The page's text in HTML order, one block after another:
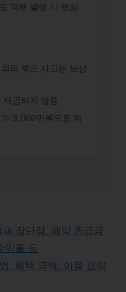
피해 발생 시 보상
의 부도 사고는 보상
제공되지 않음
3,000만원으로 제
장단점, 해약 환급금
익률 등
, 혜택 금액, 이율 요약